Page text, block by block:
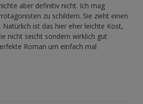
aber definitiv nicht. Ich mag
zu schildern. Sie zieht einen
ist das hier eher leichte Kost,
nicht seicht sondern wirklich gut
Roman um einfach mal